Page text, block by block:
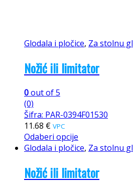
Glodala i pločice, Za stolnu
Nožić ili limitator
0out of 5
(0)
Šifra: PAR-0394F01530
11.68 € VPC
Odaberi opcije
Glodala i pločice, Za stolnu
Nožić ili limitator